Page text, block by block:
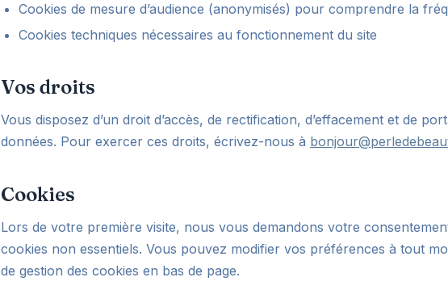
Cookies de mesure d’audience (anonymisés) pour comprendre la
Cookies techniques nécessaires au fonctionnement du site
Vos droits
Vous disposez d’un droit d’accès, de rectification, d’effacement et de
données. Pour exercer ces droits, écrivez-nous à
Cookies
Lors de votre première visite, nous vous demandons votre
cookies non essentiels. Vous pouvez modifier vos préférences à tout
de gestion des cookies en bas de page.